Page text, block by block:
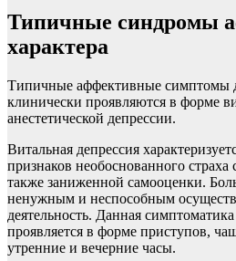
Типичные синдромы
характера
Типичные аффективные симптомы
клинически проявляются в форме
анестетической депрессии.
Витальная депрессия
признаков необоснованного страха
также заниженной самооценки.
ненужным и неспособным
деятельность. Данная
проявляется в форме приступов,
утренние и вечерние часы.